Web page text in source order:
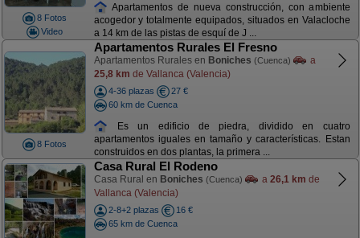
8 Fotos
Video
Apartamentos de nueva construcción, con ambiente
acogedor y totalmente equipados, situados en Valacloche
a 14 km de las pistas de esquí de J ...
8 Fotos
Apartamentos Rurales El Fresno
Apartamentos Rurales en Boniches (Cuenca)
a
25,8 km de Vallanca (Valencia)
4-36 plazas
27 €
60 km de Cuenca
Es un edificio de piedra, dividido en cuatro
apartamentos iguales en tamaño y características. Estan
construidos en dos plantas, la primera ...
Casa Rural El Rodeno
Casa Rural en Boniches (Cuenca) a 26,1 km de
Vallanca (Valencia)
2-8+2 plazas
16 €
65 km de Cuenca